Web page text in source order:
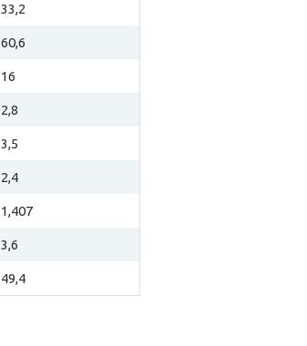
33,2
60,6
16
2,8
3,5
2,4
1,407
3,6
49,4